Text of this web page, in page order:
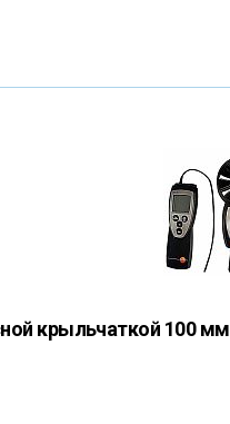
крыльчаткой 100 мм